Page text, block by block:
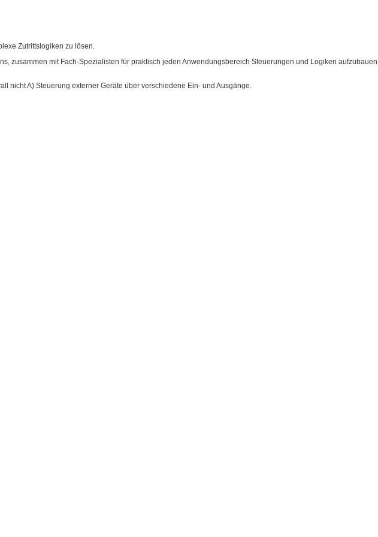
Zutrittslogiken zu lösen.
zusammen mit Fach-Spezialisten für praktisch jeden Anwendungsbereich Steuerungen und Logiken aufzubauen
nicht A) Steuerung externer Geräte über verschiedene Ein- und Ausgänge.